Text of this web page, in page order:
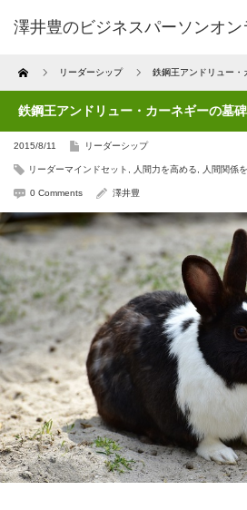
澤井豊のビジネスパーソンオン
Home リーダーシップ 鉄鋼王アンドリュー・
鉄鋼王アンドリュー・カーネギーの墓
2015/8/11 リーダーシップ
リーダーマインドセット 人間力を高める 人間関係
0 Comments 澤井豊